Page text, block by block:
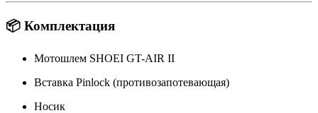
📦 Комплектация
Мотошлем SHOEI GT-AIR II
Вставка Pinlock (противозапотевающая)
Носик